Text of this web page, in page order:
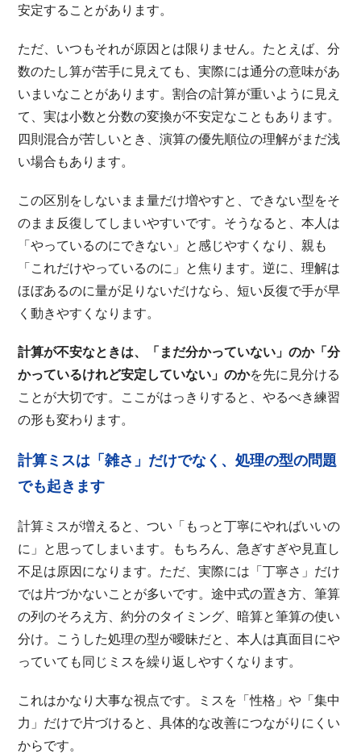
安定することがあります。
ただ、いつもそれが原因とは限りません。たとえば、分
数のたし算が苦手に見えても、実際には通分の意味があ
いまいなことがあります。割合の計算が重いように見え
て、実は小数と分数の変換が不安定なこともあります。
四則混合が苦しいとき、演算の優先順位の理解がまだ浅
い場合もあります。
この区別をしないまま量だけ増やすと、できない型をそ
のまま反復してしまいやすいです。そうなると、本人は
「やっているのにできない」と感じやすくなり、親も
「これだけやっているのに」と焦ります。逆に、理解は
ほぼあるのに量が足りないだけなら、短い反復で手が早
く動きやすくなります。
計算が不安なときは、「まだ分かっていない」のか「分
かっているけれど安定していない」のかを先に見分ける
ことが大切です。ここがはっきりすると、やるべき練習
の形も変わります。
計算ミスは「雑さ」だけでなく、処理の型の問題
でも起きます
計算ミスが増えると、つい「もっと丁寧にやればいいの
に」と思ってしまいます。もちろん、急ぎすぎや見直し
不足は原因になります。ただ、実際には「丁寧さ」だけ
では片づかないことが多いです。途中式の置き方、筆算
の列のそろえ方、約分のタイミング、暗算と筆算の使い
分け。こうした処理の型が曖昧だと、本人は真面目にや
っていても同じミスを繰り返しやすくなります。
これはかなり大事な視点です。ミスを「性格」や「集中
力」だけで片づけると、具体的な改善につながりにくい
からです。